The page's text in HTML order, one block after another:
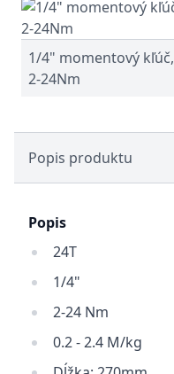
1/4" momentový kľúč,
2-24Nm
Popis produktu
Popis
24T
1/4"
2-24 Nm
0.2 - 2.4 M/kg